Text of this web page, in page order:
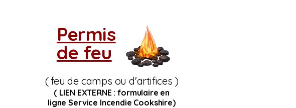
Permis
de feu
( feu de camps ou d'artifices )
( LIEN EXTERNE : formulaire en
ligne Service Incendie Cookshire)